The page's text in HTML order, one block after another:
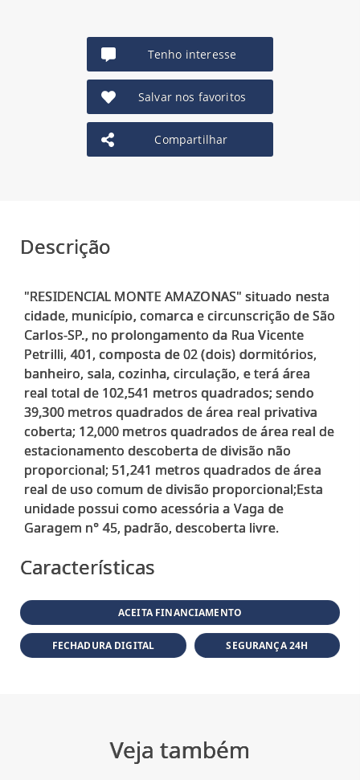
Tenho interesse
Salvar nos favoritos
Compartilhar
Descrição
"RESIDENCIAL MONTE AMAZONAS" situado nesta
cidade, município, comarca e circunscrição de São
Carlos-SP., no prolongamento da Rua Vicente
Petrilli, 401, composta de 02 (dois) dormitórios,
banheiro, sala, cozinha, circulação, e terá área
real total de 102,541 metros quadrados; sendo
39,300 metros quadrados de área real privativa
coberta; 12,000 metros quadrados de área real de
estacionamento descoberta de divisão não
proporcional; 51,241 metros quadrados de área
real de uso comum de divisão proporcional;Esta
unidade possui como acessória a Vaga de
Características
ACEITA FINANCIAMENTO
FECHADURA DIGITAL SEGURANÇA 24H
Veja também